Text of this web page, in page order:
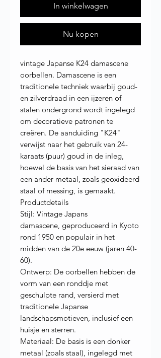
In winkelwagen
Nu kopen
vintage Japanse K24 damascene
oorbellen. Damascene is een
traditionele techniek waarbij goud-
en zilverdraad in een ijzeren of
stalen ondergrond wordt ingelegd
om decoratieve patronen te
creëren. De aanduiding "K24"
verwijst naar het gebruik van 24-
karaats (puur) goud in de inleg,
hoewel de basis van het sieraad van
een ander metaal, zoals geoxideerd
staal of messing, is gemaakt.
Productdetails
Stijl: Vintage Japans
damascene, geproduceerd in Kyoto
rond 1950 en populair in het
midden van de 20e eeuw (jaren 40-
60).
Ontwerp: De oorbellen hebben de
vorm van een ronddje met
geschulpte rand, versierd met
traditionele Japanse
landschapsmotieven, inclusief een
huisje en sterren.
Materiaal: De basis is een donker
metaal (zoals staal), ingelegd met